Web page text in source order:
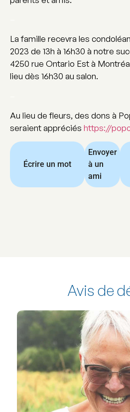
La famille recevra les
2023 de 13h à 16h30 à notre
4250 rue Ontario Est à
lieu dès 16h30 au salon.
Au lieu de fleurs, des dons à
seraient appréciés https://
Écrire un mot
Envoyer
à un
ami
Avis de